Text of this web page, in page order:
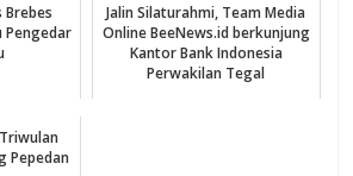
Pengedar
Jalin Silaturahmi, Team Media
Online BeeNews.id berkunjung
Kantor Bank Indonesia
Perwakilan Tegal
Pepedan